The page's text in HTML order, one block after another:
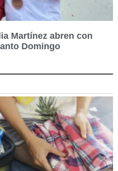
Martínez abren con
Domingo